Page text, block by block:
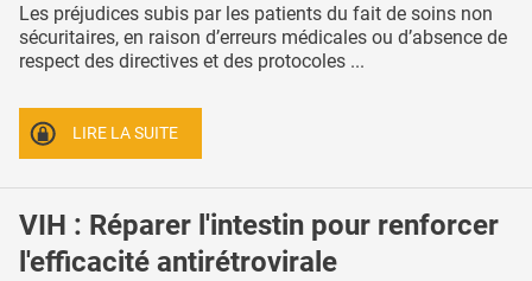
Les préjudices subis par les patients du fait de soins non
sécuritaires, en raison d’erreurs médicales ou d’absence de
respect des directives et des protocoles ...
LIRE LA SUITE
VIH : Réparer l'intestin pour renforcer
l'efficacité antirétrovirale